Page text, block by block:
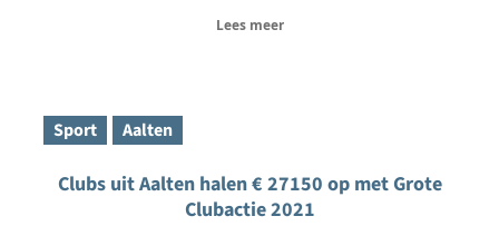
Lees meer
Sport Aalten
Clubs uit Aalten halen € 27150 op met Grote
Clubactie 2021